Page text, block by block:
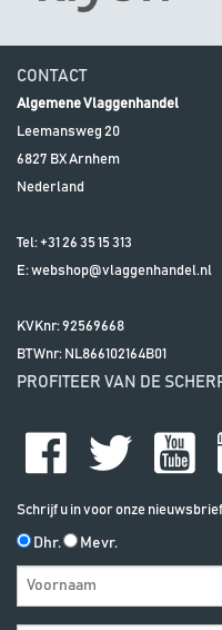
CONTACT
Algemene Vlaggenhandel
Leemansweg 20
6827 BXArnhem
Nederland
Tel: +31 26 35 15 313
E:webshop@vlaggenhandel.nl
KVKnr: 92569668
BTWnr: NL866102164B01
PROFITEER VAN DE
Schrijf u in voor onze
Dhr. Mevr.